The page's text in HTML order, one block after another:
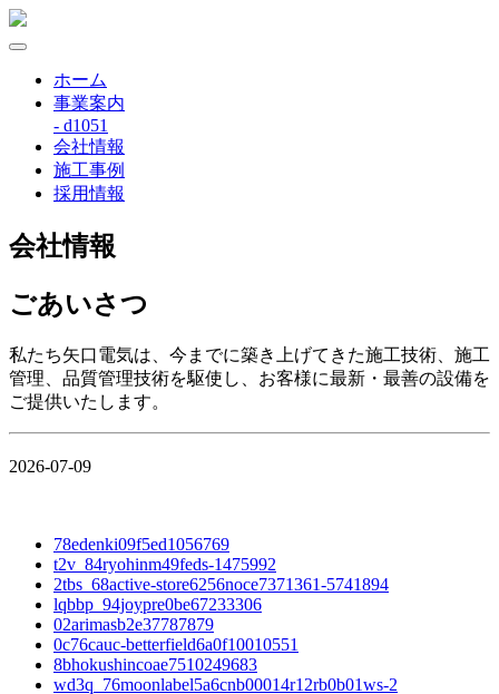
ホーム
事業案内
- d1051
会社情報
施工事例
採用情報
会社情報
ごあいさつ
私たち矢口電気は、今までに築き上げてきた施工技術、施工
管理、品質管理技術を駆使し、お客様に最新・最善の設備を
ご提供いたします。
2026-07-09
78edenki09f5ed1056769
t2v_84ryohinm49feds-1475992
2tbs_68active-store6256noce7371361-5741894
lqbbp_94joypre0be67233306
02arimasb2e37787879
0c76cauc-betterfield6a0f10010551
8bhokushincoae7510249683
wd3q_76moonlabel5a6cnb00014r12rb0b01ws-2